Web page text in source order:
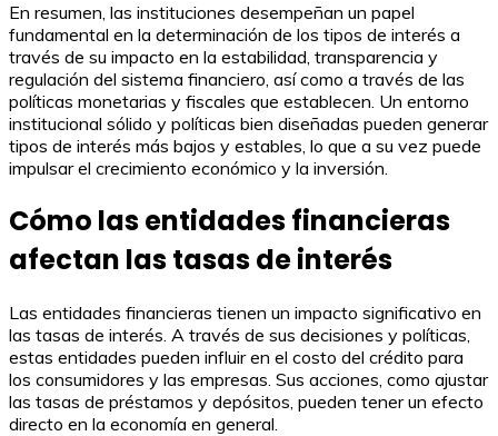
En resumen, las instituciones desempeñan un papel
fundamental en la determinación de los tipos de interés a
través de su impacto en la estabilidad, transparencia y
regulación del sistema financiero, así como a través de las
políticas monetarias y fiscales que establecen. Un entorno
institucional sólido y políticas bien diseñadas pueden generar
tipos de interés más bajos y estables, lo que a su vez puede
impulsar el crecimiento económico y la inversión.
Cómo las entidades financieras
afectan las tasas de interés
Las entidades financieras tienen un impacto significativo en
las tasas de interés. A través de sus decisiones y políticas,
estas entidades pueden influir en el costo del crédito para
los consumidores y las empresas. Sus acciones, como ajustar
las tasas de préstamos y depósitos, pueden tener un efecto
directo en la economía en general.